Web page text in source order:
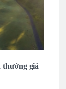
thưởng giá